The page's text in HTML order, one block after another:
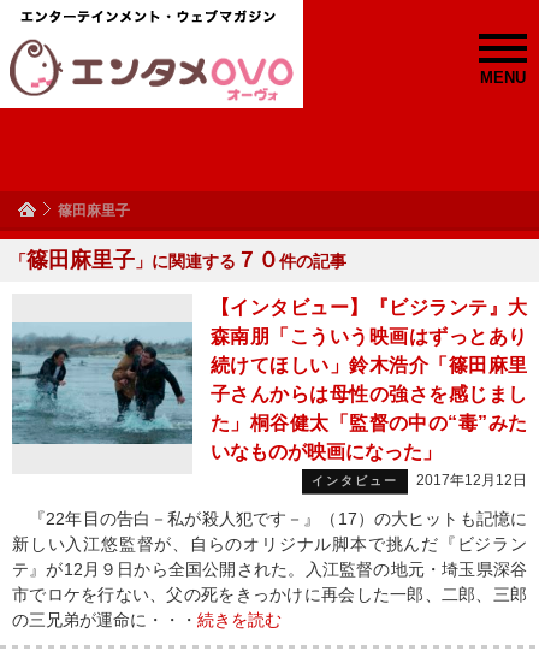
MENU
篠田麻里子
「篠田麻里子 」に関連する ７０件の記事
【インタビュー】『ビジランテ』大
森南朋「こういう映画はずっとあり
続けてほしい」鈴木浩介「篠田麻里
子さんからは母性の強さを感じまし
た」桐谷健太「監督の中の“毒”みた
いなものが映画になった」
インタビュー 2017年12月12日
『22年目の告白－私が殺人犯です－』（17）の大ヒットも記憶に
新しい入江悠監督が、自らのオリジナル脚本で挑んだ『ビジラン
テ』が12月９日から全国公開された。入江監督の地元・埼玉県深谷
市でロケを行ない、父の死をきっかけに再会した一郎、二郎、三郎
の三兄弟が運命に・・・ 続きを読む